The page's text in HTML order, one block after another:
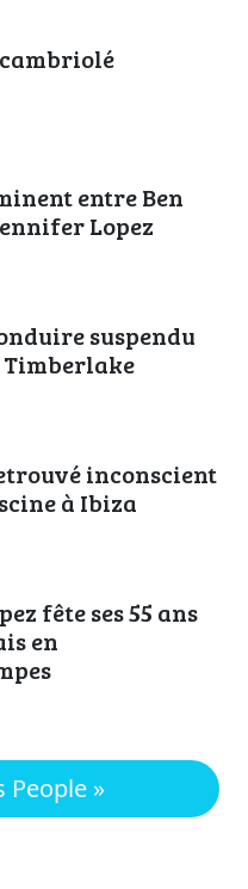
entre Ben
Lopez
suspendu
inconscient
à Ibiza
fête ses 55 ans
en
People »